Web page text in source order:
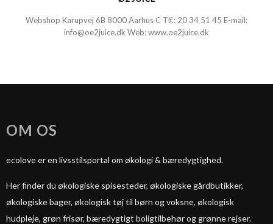
Webshop Karupvej 6B 8000 Aarhus C Tlf.: 20 34 51 45 E-mail:
info@oe2juice.dk Web:www.oe2juice.dk
OM OS
ecolove er en livsstilsportal om økologi & bæredygtighed.
Her finder du økologiske spisesteder, økologiske gårdbutikker,
økologiske bager, økologisk tøj til børn og voksne, økologisk
hudpleje, grøn frisør, bæredygtigt boligtilbehør og grønne rejser.